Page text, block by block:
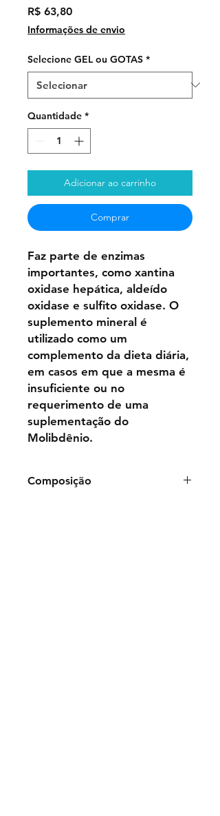
R$ 63,80Preço
Informações de envio
Selecione GEL ou GOTAS *
Quantidade *
Adicionar ao carrinho
Comprar
Faz parte de enzimas
importantes, como xantina
oxidase hepática, aldeído
oxidase e sulfito oxidase. O
suplemento mineral é
utilizado como um
complemento da dieta diária,
em casos em que a mesma é
insuficiente ou no
requerimento de uma
suplementação do
Molibdênio.
Composição